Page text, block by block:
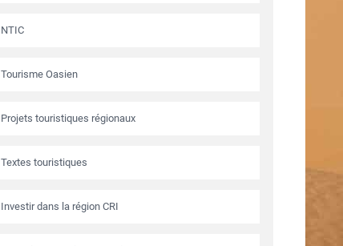
NTIC
Tourisme Oasien
Projets touristiques régionaux
Textes touristiques
Investir dans la région CRI